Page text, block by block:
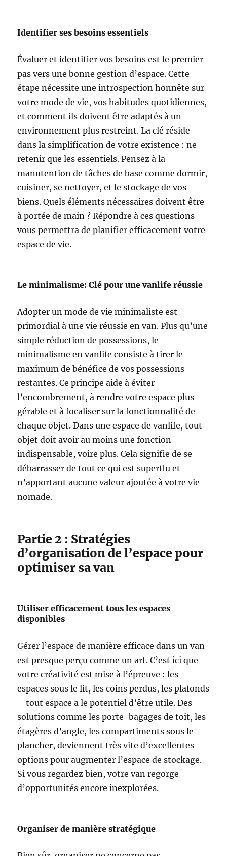
Identifier ses besoins essentiels
Évaluer et identifier vos besoins est le premier
pas vers une bonne gestion d’espace. Cette
étape nécessite une introspection honnête sur
votre mode de vie, vos habitudes quotidiennes,
et comment ils doivent être adaptés à un
environnement plus restreint. La clé réside
dans la simplification de votre existence : ne
retenir que les essentiels. Pensez à la
manutention de tâches de base comme dormir,
cuisiner, se nettoyer, et le stockage de vos
biens. Quels éléments nécessaires doivent être
à portée de main ? Répondre à ces questions
vous permettra de planifier efficacement votre
espace de vie.
Le minimalisme: Clé pour une vanlife réussie
Adopter un mode de vie minimaliste est
primordial à une vie réussie en van. Plus qu’une
simple réduction de possessions, le
minimalisme en vanlife consiste à tirer le
maximum de bénéfice de vos possessions
restantes. Ce principe aide à éviter
l’encombrement, à rendre votre espace plus
gérable et à focaliser sur la fonctionnalité de
chaque objet. Dans une espace de vanlife, tout
objet doit avoir au moins une fonction
indispensable, voire plus. Cela signifie de se
débarrasser de tout ce qui est superflu et
n’apportant aucune valeur ajoutée à votre vie
nomade.
Partie 2 : Stratégies
d’organisation de l’espace pour
optimiser sa van
Utiliser efficacement tous les espaces
disponibles
Gérer l’espace de manière efficace dans un van
est presque perçu comme un art. C’est ici que
votre créativité est mise à l’épreuve : les
espaces sous le lit, les coins perdus, les plafonds
– tout espace a le potentiel d’être utile. Des
solutions comme les porte-bagages de toit, les
étagères d’angle, les compartiments sous le
plancher, deviennent très vite d’excellentes
options pour augmenter l’espace de stockage.
Si vous regardez bien, votre van regorge
d’opportunités encore inexplorées.
Organiser de manière stratégique